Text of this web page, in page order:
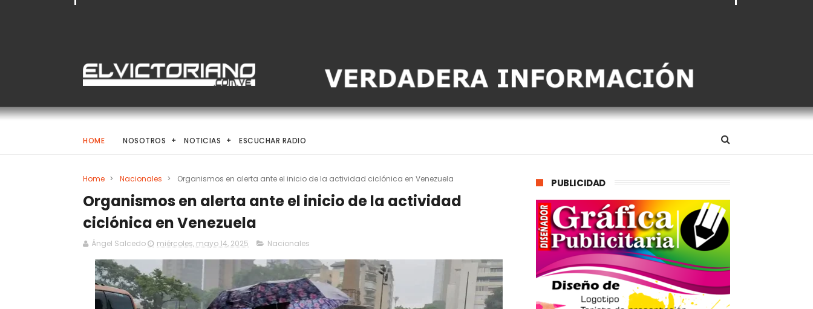
HOME NOSOTROS NOTICIAS ESCUCHAR RADIO
Home > Nacionales > Organismos en alerta ante el inicio de la actividad ciclónica en Venezuela
Organismos en alerta ante el inicio de la actividad
ciclónica en Venezuela
Ángel Salcedo miércoles, mayo 14, 2025 Nacionales
PUBLICIDAD